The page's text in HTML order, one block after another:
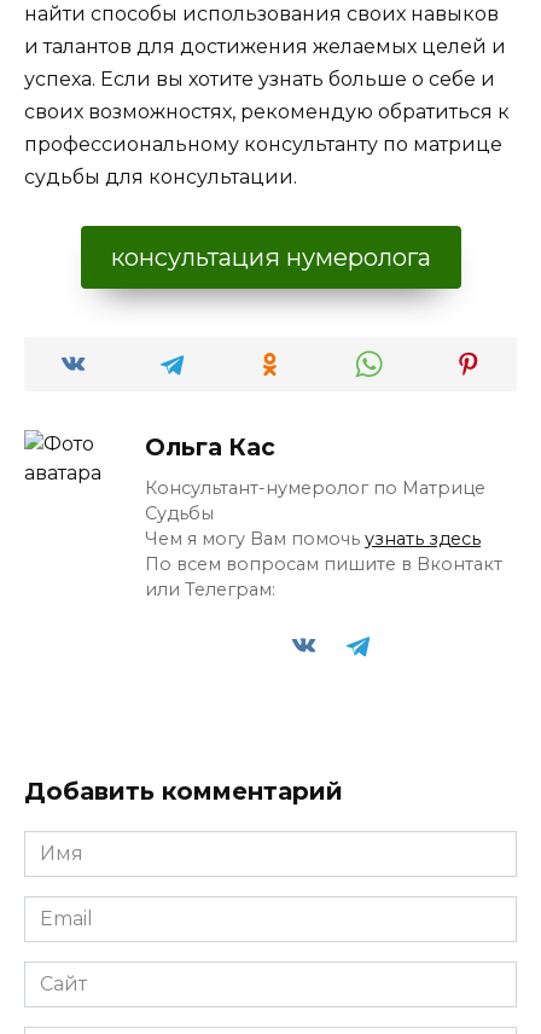
найти способы использования своих навыков
и талантов для достижения желаемых целей и
успеха. Если вы хотите узнать больше о себе и
своих возможностях, рекомендую обратиться к
профессиональному консультанту по матрице
судьбы для консультации.
консультация нумеролога
Ольга Кас
Консультант-нумеролог по Матрице
Судьбы
Чем я могу Вам помочь узнать здесь
По всем вопросам пишите в Вконтакт
или Телеграм:
Добавить комментарий
Имя
*
Email
*
Сайт